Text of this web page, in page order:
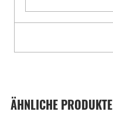
ÄHNLICHE PRODUKTE